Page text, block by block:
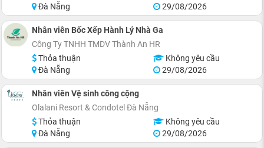
Đà Nẵng
29/08/2026
Nhân viên Bốc Xếp Hành Lý Nhà Ga
Công Ty TNHH TMDV Thành An HR
Thỏa thuận
Không yêu cầu
Đà Nẵng
29/08/2026
Nhân viên Vệ sinh công cộng
Olalani Resort & Condotel Đà Nẵng
Thỏa thuận
Không yêu cầu
Đà Nẵng
29/08/2026